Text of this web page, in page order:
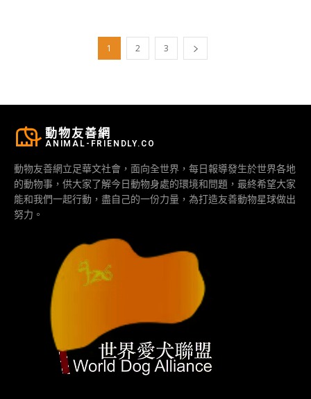
1 2 3
動物友善網
ANIMAL-FRIENDLY.CO
動物友善網立足華文社會，面向全世界，每日報導發生於世界各地
的動物事，供大家了解今日動物身處的環境和問題，最終希望大家
能和我們一起行動，盡自己的一份力量，為打造友善動物星球做出
努力。